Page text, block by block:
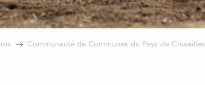
Communauté de Communes du Pays de Cruseilles